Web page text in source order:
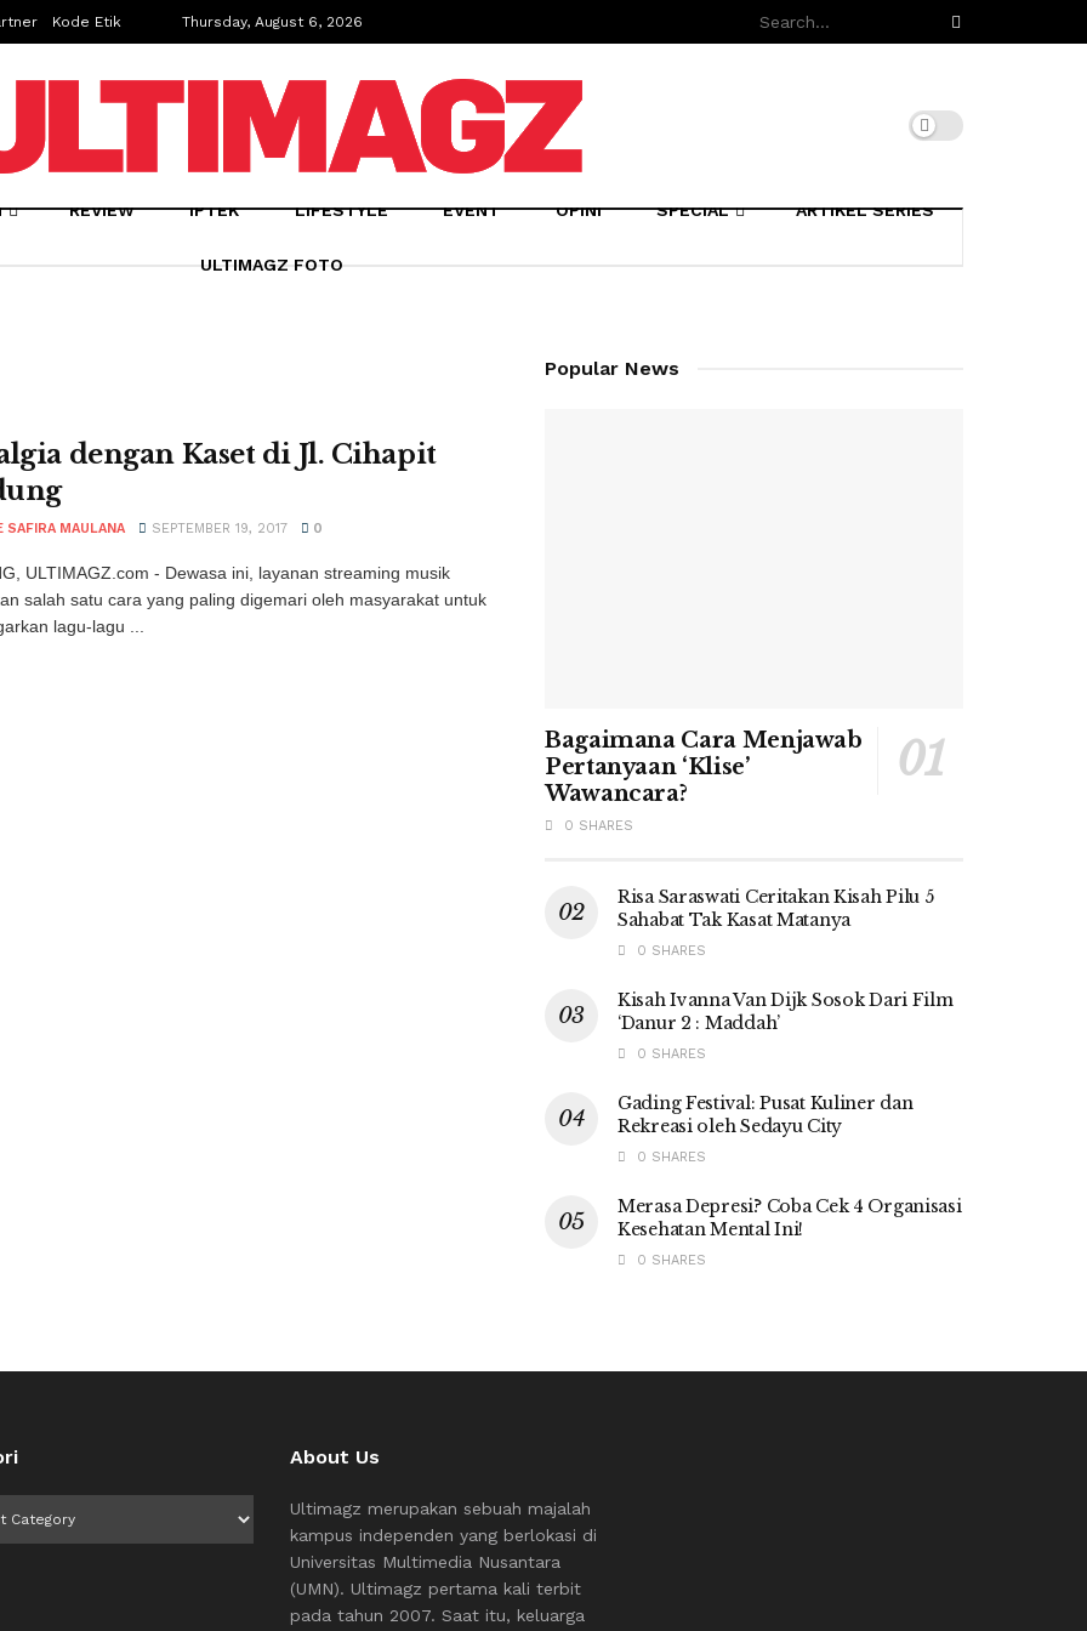
Kode Etik Thursday, August 6, 2026
REVIEW IPTEK LIFESTYLE EVENT OPINI SPECIAL ARTIKEL SERIES
ULTIMAGZ FOTO
dengan Kaset di Jl. Cihapit
SAFIRA MAULANA SEPTEMBER 19, 2017 0
ULTIMAGZ.com - Dewasa ini, layanan streaming musik
salah satu cara yang paling digemari oleh masyarakat untuk
lagu-lagu ...
Popular News
Bagaimana Cara Menjawab
Pertanyaan ‘Klise’
Wawancara?
0 SHARES
Risa Saraswati Ceritakan Kisah Pilu 5
Sahabat Tak Kasat Matanya
0 SHARES
Kisah Ivanna Van Dijk Sosok Dari Film
‘Danur 2 : Maddah’
0 SHARES
Gading Festival: Pusat Kuliner dan
Rekreasi oleh Sedayu City
0 SHARES
Merasa Depresi? Coba Cek 4 Organisasi
Kesehatan Mental Ini!
0 SHARES
About Us
Ultimagz merupakan sebuah majalah
kampus independen yang berlokasi di
Universitas Multimedia Nusantara
(UMN). Ultimagz pertama kali terbit
pada tahun 2007. Saat itu, keluarga